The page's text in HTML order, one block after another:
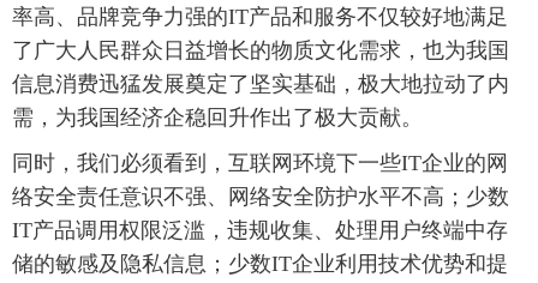
率高、品牌竞争力强的IT产品和服务不仅较好地满足
了广大人民群众日益增长的物质文化需求，也为我国
信息消费迅猛发展奠定了坚实基础，极大地拉动了内
需，为我国经济企稳回升作出了极大贡献。
同时，我们必须看到，互联网环境下一些IT企业的网
络安全责任意识不强、网络安全防护水平不高；少数
IT产品调用权限泛滥，违规收集、处理用户终端中存
储的敏感及隐私信息；少数IT企业利用技术优势和提